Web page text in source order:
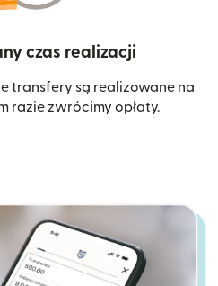
czas realizacji
transfery są realizowane na
razie zwrócimy opłaty.